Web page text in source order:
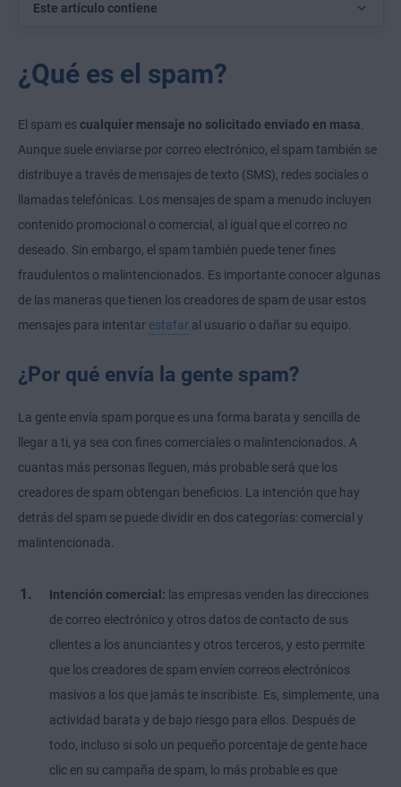
Este artículo contiene
¿Qué es el spam?
El spam es cualquier mensaje no solicitado enviado en masa.
Aunque suele enviarse por correo electrónico, el spam también se
distribuye a través de mensajes de texto (SMS), redes sociales o
llamadas telefónicas. Los mensajes de spam a menudo incluyen
contenido promocional o comercial, al igual que el correo no
deseado. Sin embargo, el spam también puede tener fines
fraudulentos o malintencionados. Es importante conocer algunas
de las maneras que tienen los creadores de spam de usar estos
mensajes para intentar estafar al usuario o dañar su equipo.
¿Por qué envía la gente spam?
La gente envía spam porque es una forma barata y sencilla de
llegar a ti, ya sea con fines comerciales o malintencionados. A
cuantas más personas lleguen, más probable será que los
creadores de spam obtengan beneficios. La intención que hay
detrás del spam se puede dividir en dos categorías: comercial y
malintencionada.
Intención comercial: las empresas venden las direcciones
de correo electrónico y otros datos de contacto de sus
clientes a los anunciantes y otros terceros, y esto permite
que los creadores de spam envíen correos electrónicos
masivos a los que jamás te inscribiste. Es, simplemente, una
actividad barata y de bajo riesgo para ellos. Después de
todo, incluso si solo un pequeño porcentaje de gente hace
clic en su campaña de spam, lo más probable es que